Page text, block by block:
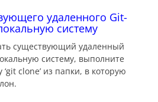
удаленного Git-
систему
существующий удаленный
систему, выполните
clone’ из папки, в которую